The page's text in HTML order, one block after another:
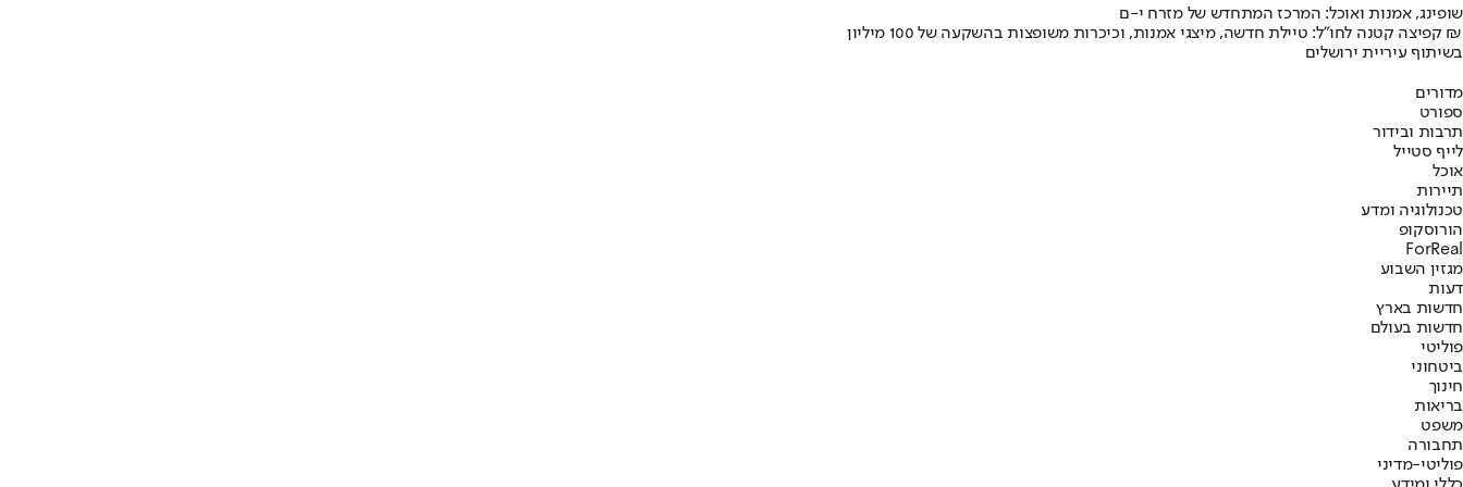
שופינג, אמנות ואוכל: המרכז המתחדש של מזרח י-ם
קפיצה קטנה לחו"ל: טיילת חדשה, מיצגי אמנות, וכיכרות משופצות בהשקעה של 100 מיליון ₪
בשיתוף עיריית ירושלים
מדורים
ספורט
תרבות ובידור
לייף סטייל
אוכל
תיירות
טכנולוגיה ומדע
הורוסקופ
ForReal
מגזין השבוע
דעות
חדשות בארץ
חדשות בעולם
פוליטי
ביטחוני
חינוך
בריאות
משפט
תחבורה
פוליטי-מדיני